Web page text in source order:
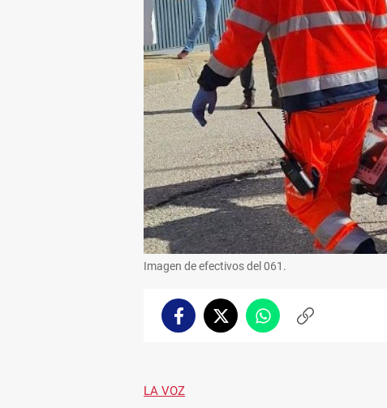
Imagen de efectivos del 061.
FacebookTwitterWhatsappCopiar
LA VOZ